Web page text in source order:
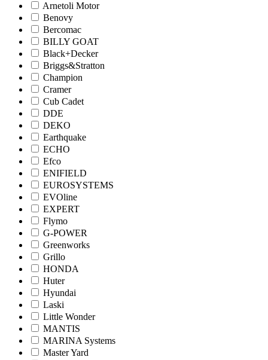
Arnetoli Motor
Benovy
Bercomac
BILLY GOAT
Black+Decker
Briggs&Stratton
Champion
Cramer
Cub Cadet
DDE
DEKO
Earthquake
ECHO
Efco
ENIFIELD
EUROSYSTEMS
EVOline
EXPERT
Flymo
G-POWER
Greenworks
Grillo
HONDA
Huter
Hyundai
Laski
Little Wonder
MANTIS
MARINA Systems
Master Yard